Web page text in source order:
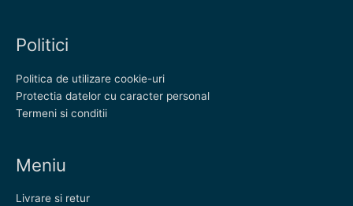
Politici
Politica de utilizare cookie-uri
Protectia datelor cu caracter personal
Termeni si conditii
Meniu
Livrare si retur